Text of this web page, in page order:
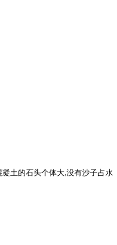
土的石头个体大,没有沙子占水